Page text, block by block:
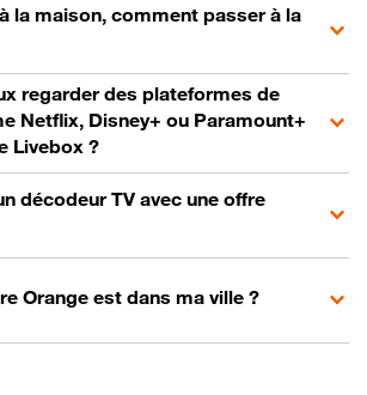
la maison, comment passer à la
regarder des plateformes de
Netflix, Disney+ ou Paramount+
Livebox ?
décodeur TV avec une offre
Orange est dans ma ville ?